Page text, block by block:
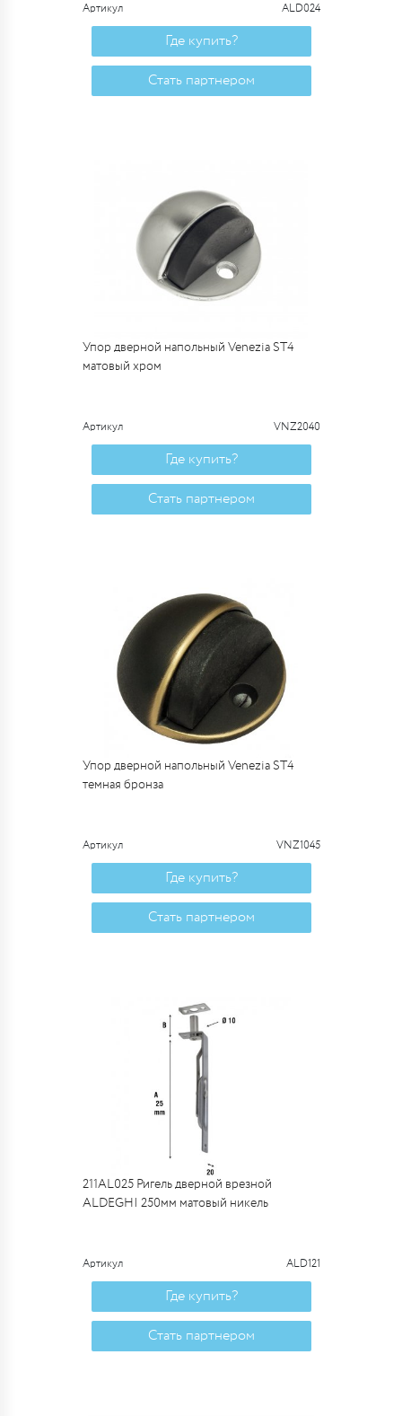
Артикул ALD024
Где купить?
Стать партнером
Упор дверной напольный Venezia ST4
матовый хром
Артикул VNZ2040
Где купить?
Стать партнером
Упор дверной напольный Venezia ST4
темная бронза
Артикул VNZ1045
Где купить?
Стать партнером
211AL025 Ригель дверной врезной
ALDEGHI 250мм матовый никель
Артикул ALD121
Где купить?
Стать партнером